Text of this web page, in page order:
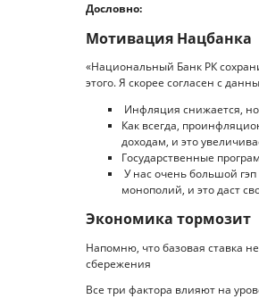
Дословно:
Мотивация Нацбанка
«Национальный Банк РК
этого. Я скорее согласен с
Инфляция снижается,
Как всегда,
доходам, и это
Государственные
У нас очень большой
монополий, и это даст
Экономика тормозит
Напомню, что базовая ставка
сбережения
Все три фактора влияют на